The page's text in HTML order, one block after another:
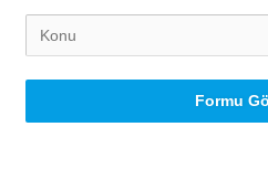
Formu